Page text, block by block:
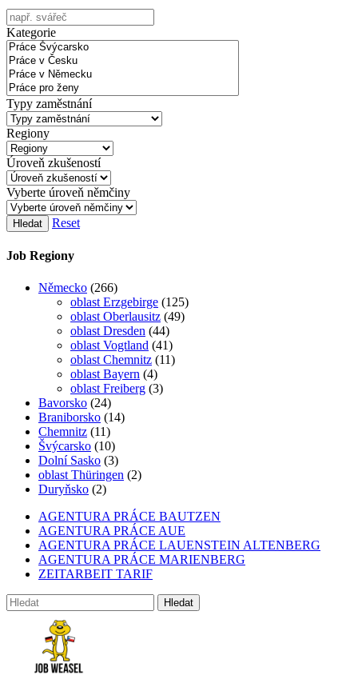
Kategorie
Typy zaměstnání
Regiony
Úroveň zkušeností
Vyberte úroveň němčiny
Hledat Reset
Job Regiony
Německo (266)
oblast Erzgebirge (125)
oblast Oberlausitz (49)
oblast Dresden (44)
oblast Vogtland (41)
oblast Chemnitz (11)
oblast Bayern (4)
oblast Freiberg (3)
Bavorsko (24)
Braniborsko (14)
Chemnitz (11)
Švýcarsko (10)
Dolní Sasko (3)
oblast Thüringen (2)
Duryňsko (2)
AGENTURA PRÁCE BAUTZEN
AGENTURA PRÁCE AUE
AGENTURA PRÁCE LAUENSTEIN ALTENBERG
AGENTURA PRÁCE MARIENBERG
ZEITARBEIT TARIF